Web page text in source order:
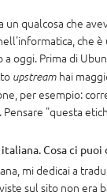
qualcosa che
che
oggi. Prima di
upstream hai
per esempio:
"questa
Cosa ci
mi dedicai a
sul sito non era